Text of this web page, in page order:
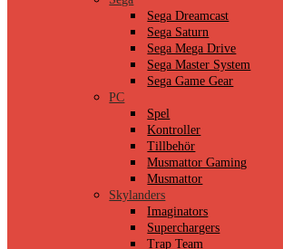
Sega Dreamcast
Sega Saturn
Sega Mega Drive
Sega Master System
Sega Game Gear
PC
Spel
Kontroller
Tillbehör
Musmattor Gaming
Musmattor
Skylanders
Imaginators
Superchargers
Trap Team